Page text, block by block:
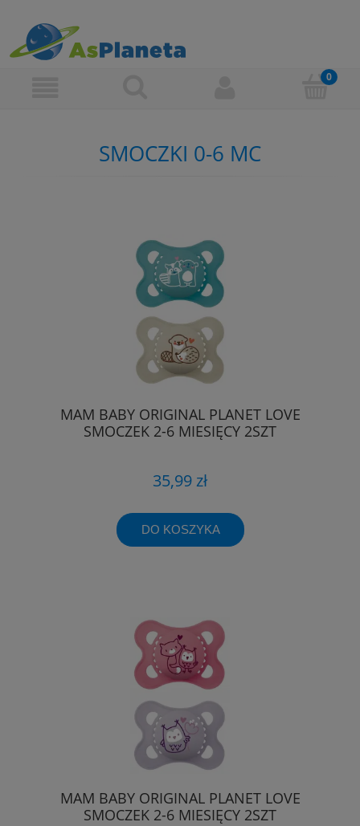
SMOCZKI 0-6 MC
MAM BABY ORIGINAL PLANET LOVE
SMOCZEK 2-6 MIESIĘCY 2SZT
35,99 zł
DO KOSZYKA
MAM BABY ORIGINAL PLANET LOVE
SMOCZEK 2-6 MIESIĘCY 2SZT